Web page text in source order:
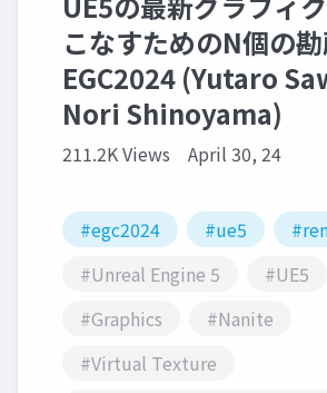
こなすためのN個の
EGC2024 (Yutaro
Nori Shinoyama)
211.2K Views April 30, 24
#egc2024 #ue5
#Unreal Engine 5
#UE5
#Graphics
#Nanite
#Virtual Texture